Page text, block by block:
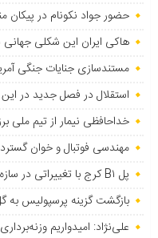
حضور جواد نکونام در پیکان
هاکی ایران این شکلی
مستندسازی جنایات جنگی
استقلال در فصل جدید در
خداحافظی نیمار از تیم ملی
مهندسی فوتبال و خوان
پل B۱ کرج با تغییراتی در سازه، ترمیم می‌شود
بازگشت گزینه پرسپولیس به
علی‌نژاد: امیدواریم